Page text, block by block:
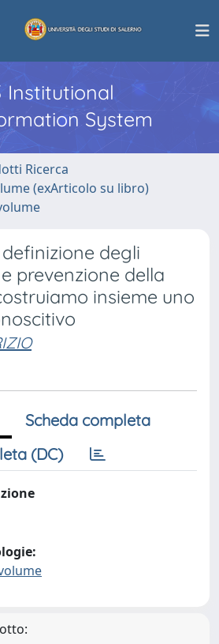
Institutional
System
Ricerca
(exArticolo su libro)
degli
prevenzione della
insieme uno
Scheda completa
(DC)